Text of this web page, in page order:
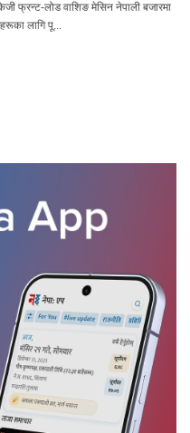
फ्रन्ट-लोड वाशिङ मेसिन नेपाली बजारमा
लागि पू...